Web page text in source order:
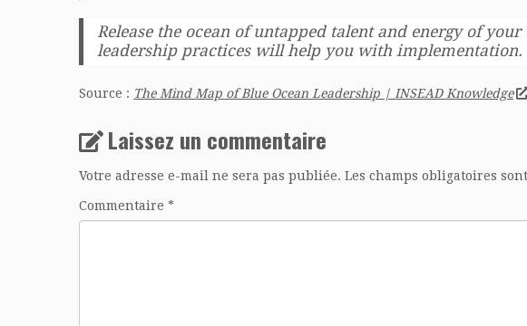
Release the ocean of untapped talent and energy of
leadership practices will help you with implementation.
Source : The Mind Map of Blue Ocean Leadership | INSEAD Knowledge
Laissez un commentaire
Votre adresse e-mail ne sera pas publiée. Les champs obligatoires
Commentaire *